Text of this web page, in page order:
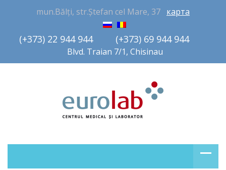
mun.Bălți, str.Ștefan cel Mare, 37 карта
(+373) 22 944 944         (+373) 69 944 944
Blvd. Traian 7/1, Chisinau